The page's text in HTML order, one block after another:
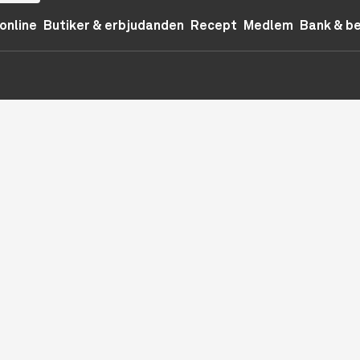
Butiker & erbjudanden Recept Medlem Bank &